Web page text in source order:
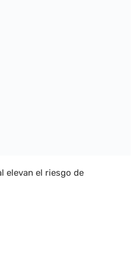
elevan el riesgo de